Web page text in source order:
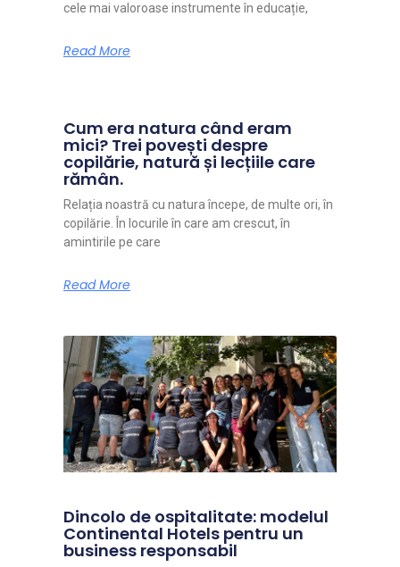
cele mai valoroase instrumente în educație,
Read More
Cum era natura când eram
mici? Trei povești despre
copilărie, natură și lecțiile care
rămân.
Relația noastră cu natura începe, de multe ori, în
copilărie. În locurile în care am crescut, în
amintirile pe care
Read More
Dincolo de ospitalitate: modelul
Continental Hotels pentru un
business responsabil